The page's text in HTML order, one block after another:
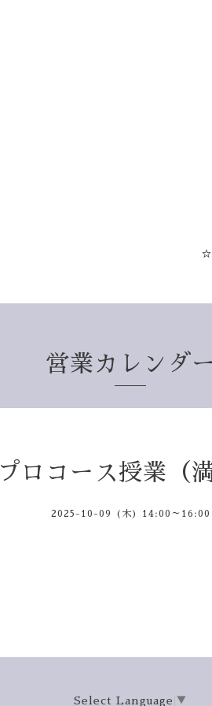
☆
営業カレンダー
プロコース授業（満
2025-10-09 (木) 14:00～16:00
Select Language ▼